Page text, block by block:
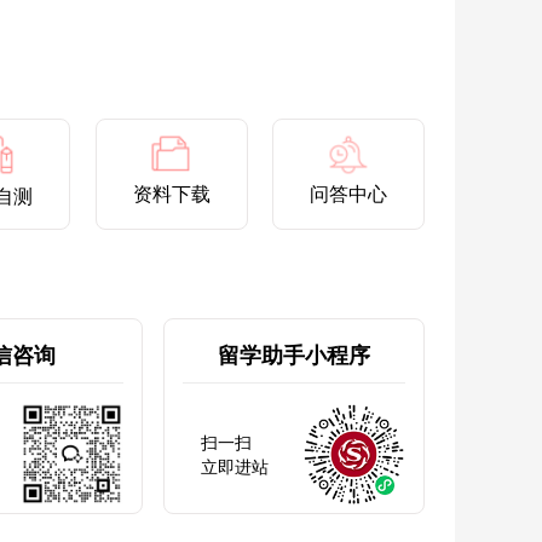
测 资料下载 问答中心
咨询 留学助手小程序
扫一扫
立即进站